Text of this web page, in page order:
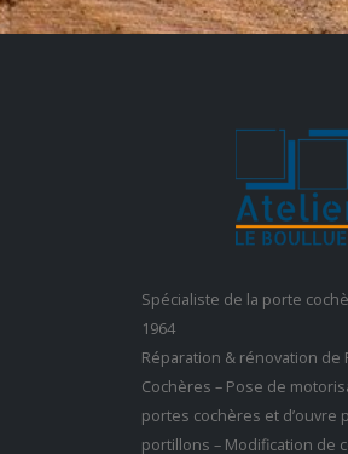
Spécialiste de la porte
1964
Réparation & rénovation de
Cochères – Pose de
portes cochères et d’ouvre
portillons – Modification de